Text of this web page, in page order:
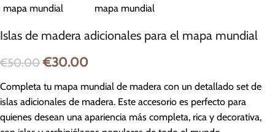
Islas de madera adicionales para el mapa mundial
€50.00 €30.00
Completa tu mapa mundial de madera con un detallado set de
islas adicionales de madera. Este accesorio es perfecto para
quienes desean una apariencia más completa, rica y decorativa,